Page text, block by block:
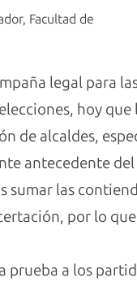
Facultad de
legal para
hoy
de alcaldes,
antecedente
sumar las
por lo
prueba a los